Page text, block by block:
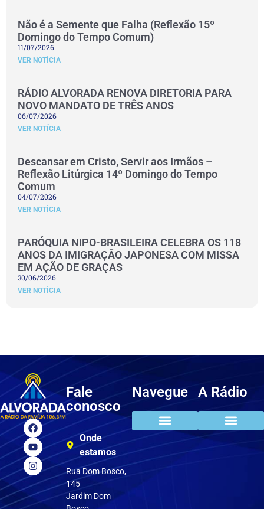
Não é a Semente que Falha (Reflexão 15º
Domingo do Tempo Comum)
11/07/2026
VER NOTÍCIA
RÁDIO ALVORADA RENOVA DIRETORIA PARA
NOVO MANDATO DE TRÊS ANOS
06/07/2026
VER NOTÍCIA
Descansar em Cristo, Servir aos Irmãos –
Reflexão Litúrgica 14º Domingo do Tempo
Comum
04/07/2026
VER NOTÍCIA
PARÓQUIA NIPO-BRASILEIRA CELEBRA OS 118
ANOS DA IMIGRAÇÃO JAPONESA COM MISSA
EM AÇÃO DE GRAÇAS
30/06/2026
VER NOTÍCIA
Fale
conosco
Onde
estamos
Rua Dom Bosco,
145
Jardim Dom
Navegue A Rádio